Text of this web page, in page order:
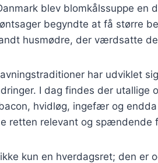
blev blomkålssuppe en
begyndte at få større
husmødre, der værdsatte
har udviklet
I dag findes der utallige
hvidløg, ingefær og
retten relevant og spændende
kun en hverdagsret; den er